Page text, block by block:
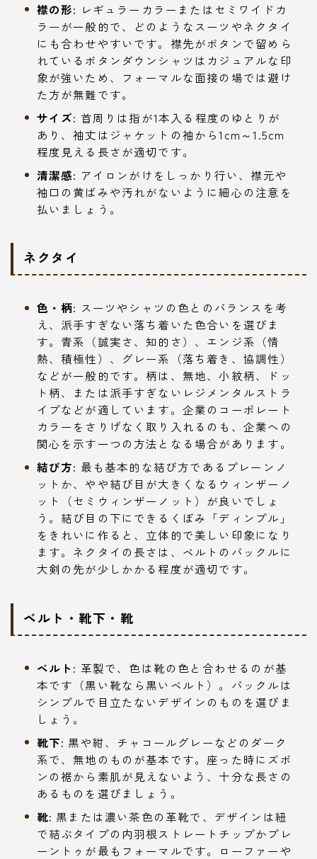
襟の形: レギュラーカラーまたはセミワイドカ
ラーが一般的で、どのようなスーツやネクタイ
にも合わせやすいです。襟先がボタンで留めら
れているボタンダウンシャツはカジュアルな印
象が強いため、フォーマルな面接の場では避け
た方が無難です。
サイズ: 首周りは指が1本入る程度のゆとりが
あり、袖丈はジャケットの袖から1cm～1.5cm
程度見える長さが適切です。
清潔感: アイロンがけをしっかり行い、襟元や
袖口の黄ばみや汚れがないように細心の注意を
払いましょう。
ネクタイ
色・柄: スーツやシャツの色とのバランスを考
え、派手すぎない落ち着いた色合いを選びま
す。青系（誠実さ、知的さ）、エンジ系（情
熱、積極性）、グレー系（落ち着き、協調性）
などが一般的です。柄は、無地、小紋柄、ドッ
ト柄、または派手すぎないレジメンタルストラ
イプなどが適しています。企業のコーポレート
カラーをさりげなく取り入れるのも、企業への
関心を示す一つの方法となる場合があります。
結び方: 最も基本的な結び方であるプレーンノ
ットか、やや結び目が大きくなるウィンザーノ
ット（セミウィンザーノット）が良いでしょ
う。結び目の下にできるくぼみ「ディンプル」
をきれいに作ると、立体的で美しい印象になり
ます。ネクタイの長さは、ベルトのバックルに
大剣の先が少しかかる程度が適切です。
ベルト・靴下・靴
ベルト: 革製で、色は靴の色と合わせるのが基
本です（黒い靴なら黒いベルト）。バックルは
シンプルで目立たないデザインのものを選びま
しょう。
靴下: 黒や紺、チャコールグレーなどのダーク
系で、無地のものが基本です。座った時にズボ
ンの裾から素肌が見えないよう、十分な長さの
あるものを選びましょう。
靴: 黒または濃い茶色の革靴で、デザインは紐
で結ぶタイプの内羽根ストレートチップかプレ
ーントゥが最もフォーマルです。ローファーや